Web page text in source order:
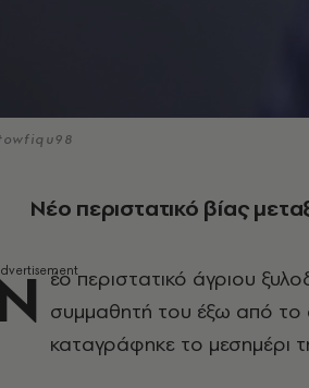
Νέο περιστατικό βίας
έο περιστατικό άγριου
συμμαθητή του έξω από το
καταγράφηκε το μεσημέρι